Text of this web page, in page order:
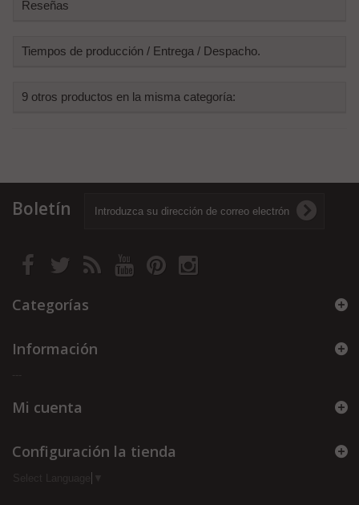
Reseñas
Tiempos de producción / Entrega / Despacho.
9 otros productos en la misma categoría:
Boletín
Categorías
Información
Mi cuenta
Configuración la tienda